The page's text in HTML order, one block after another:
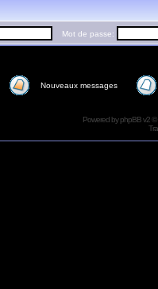
Mot de passe:
Nouveaux messages
Powered byphpBBv2 ©